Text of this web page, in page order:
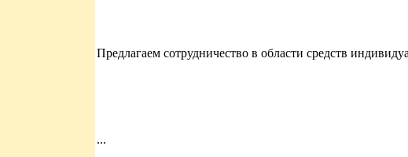
Предлагаем сотрудничество в области средств
...